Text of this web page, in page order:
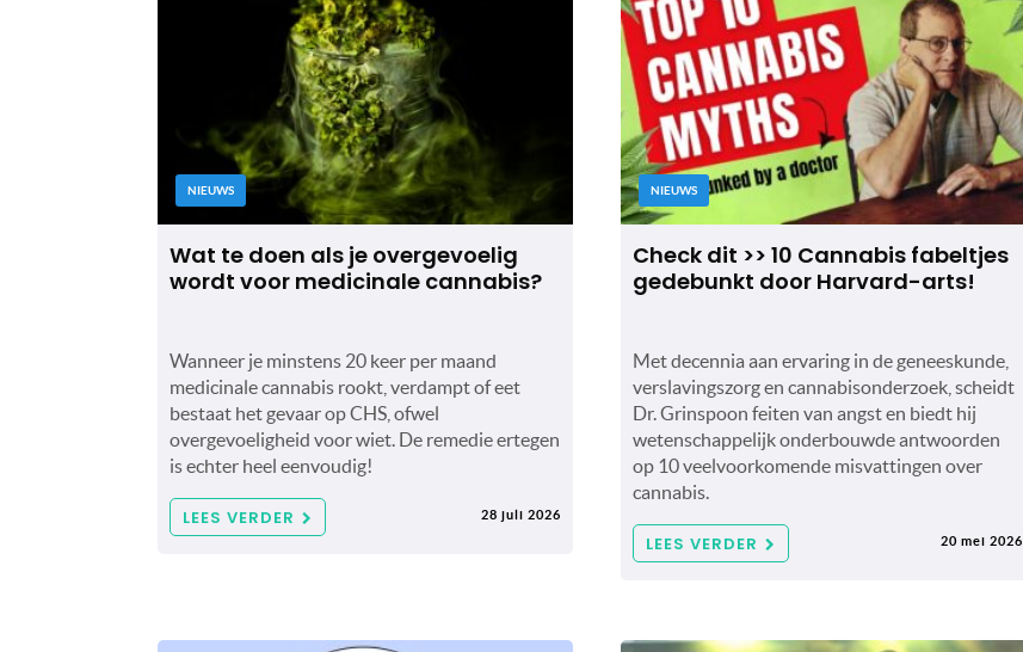
NIEUWS
Wat te doen als je overgevoelig
wordt voor medicinale cannabis?
Wanneer je minstens 20 keer per maand
medicinale cannabis rookt, verdampt of eet
bestaat het gevaar op CHS, ofwel
overgevoeligheid voor wiet. De remedie ertegen
is echter heel eenvoudig!
LEES VERDER 28 juli 2026
NIEUWS
Check dit >> 10 Cannabis fabeltjes
gedebunkt door Harvard-arts!
Met decennia aan ervaring in de geneeskunde,
verslavingszorg en cannabisonderzoek, scheidt
Dr. Grinspoon feiten van angst en biedt hij
wetenschappelijk onderbouwde antwoorden
op 10 veelvoorkomende misvattingen over
cannabis.
LEES VERDER 20 mei 2026